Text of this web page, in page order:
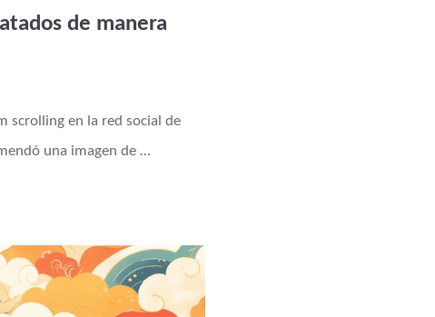
de manera
scrolling en la red social de
una imagen de …